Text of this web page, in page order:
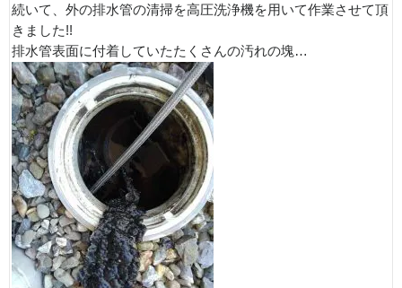
続いて、外の排水管の清掃を高圧洗浄機を用いて作業させて頂
きました!!
排水管表面に付着していたたくさんの汚れの塊…